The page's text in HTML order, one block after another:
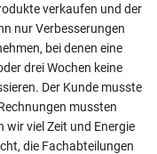
verkaufen und der
nur Verbesserungen
bei denen eine
drei Wochen keine
Der Kunde musste
mussten
wir viel Zeit und Energie
die Fachabteilungen